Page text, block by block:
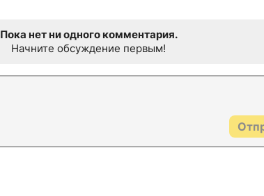
Пока нет ни одного комментария.
Начните обсуждение первым!